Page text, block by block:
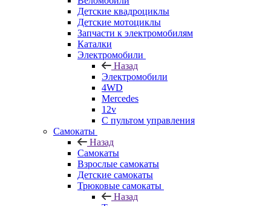
Детские квадроциклы
Детские мотоциклы
Запчасти к электромобилям
Каталки
Электромобили
Назад
Электромобили
4WD
Mercedes
12v
С пультом управления
Самокаты
Назад
Самокаты
Взрослые самокаты
Детские самокаты
Трюковые самокаты
Назад